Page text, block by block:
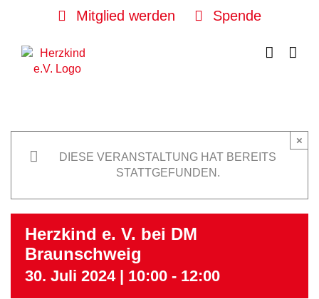
Mitglied werden Spende
DIESE VERANSTALTUNG HAT BEREITS
STATTGEFUNDEN.
×
Herzkind e. V. bei DM
Braunschweig
30. Juli 2024 | 10:00 - 12:00